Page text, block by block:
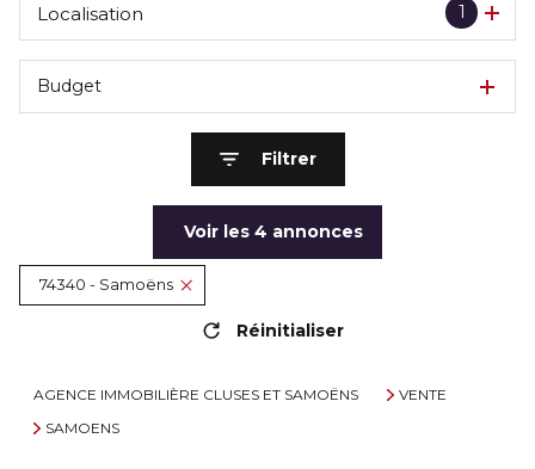
1
Localisation
Budget
Filtrer
Voir les 4 annonces
74340 - Samoëns
Réinitialiser
AGENCE IMMOBILIÈRE CLUSES ET SAMOËNS
VENTE
SAMOENS